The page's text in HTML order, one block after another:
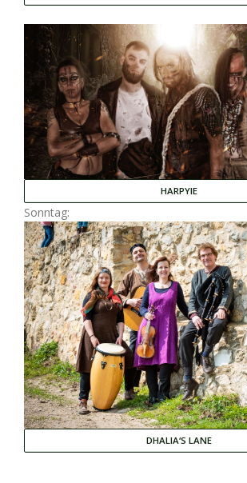
HARPYIE
Sonntag:
DHALIA‘S LANE